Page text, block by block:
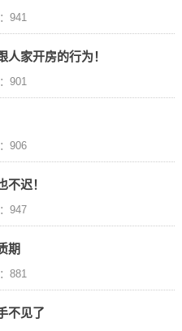
941
家开房的行为！
901
906
迟！
947
期
881
不见了